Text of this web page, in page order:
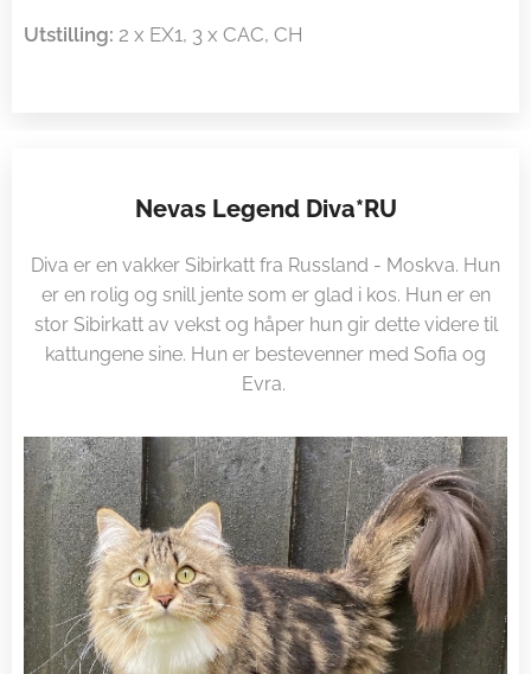
Utstilling: 2 x EX1, 3 x CAC, CH
Nevas Legend Diva*RU
Diva er en vakker Sibirkatt fra Russland - Moskva. Hun
er en rolig og snill jente som er glad i kos. Hun er en
stor Sibirkatt av vekst og håper hun gir dette videre til
kattungene sine. Hun er bestevenner med Sofia og
Evra.